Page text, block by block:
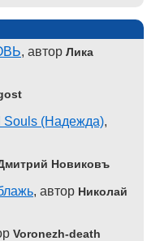
, автор Лика
Souls (Надежда),
Новиковъ
, автор Николай
Voronezh-death